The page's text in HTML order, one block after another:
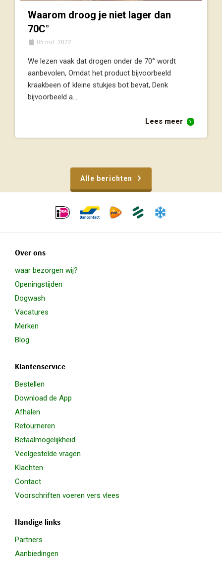
Waarom droog je niet lager dan
70C°
05 mrt. 2022
We lezen vaak dat drogen onder de 70° wordt
aanbevolen, Omdat het product bijvoorbeeld
kraakbeen of kleine stukjes bot bevat, Denk
bijvoorbeeld a...
Lees meer
Alle berichten
Over ons
waar bezorgen wij?
Openingstijden
Dogwash
Vacatures
Merken
Blog
Klantenservice
Bestellen
Download de App
Afhalen
Retourneren
Betaalmogelijkheid
Veelgestelde vragen
Klachten
Contact
Voorschriften voeren vers vlees
Handige links
Partners
Aanbiedingen